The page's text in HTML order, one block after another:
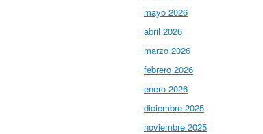
mayo 2026
abril 2026
marzo 2026
febrero 2026
enero 2026
diciembre 2025
noviembre 2025